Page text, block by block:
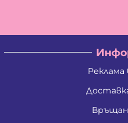
Реклама